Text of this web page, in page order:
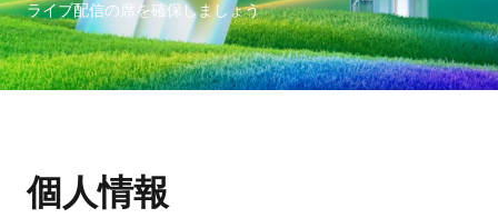
ライブ配信の席を確保しましょう
個人情報